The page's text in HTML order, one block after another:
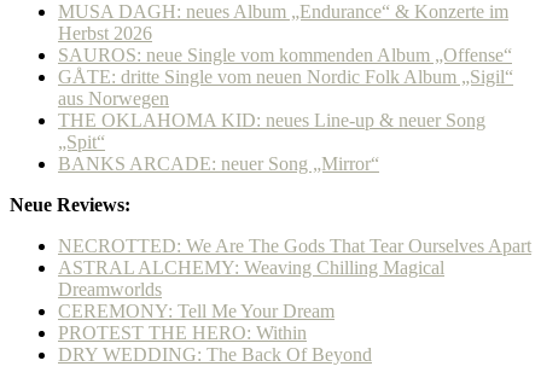
MUSA DAGH: neues Album „Endurance“ & Konzerte im
Herbst 2026
SAUROS: neue Single vom kommenden Album „Offense“
GÅTE: dritte Single vom neuen Nordic Folk Album „Sigil“
aus Norwegen
THE OKLAHOMA KID: neues Line-up & neuer Song
„Spit“
BANKS ARCADE: neuer Song „Mirror“
Neue Reviews:
NECROTTED: We Are The Gods That Tear Ourselves Apart
ASTRAL ALCHEMY: Weaving Chilling Magical
Dreamworlds
CEREMONY: Tell Me Your Dream
PROTEST THE HERO: Within
DRY WEDDING: The Back Of Beyond